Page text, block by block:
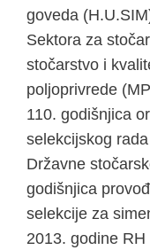
goveda
Sektora za
stočarstvo i
poljoprivrede
110. godišnjica
selekcijskog
Državne
godišnjica
selekcije za
2013. godine